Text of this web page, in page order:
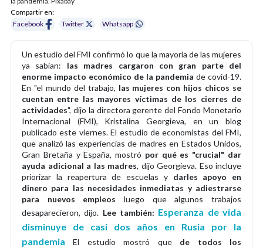
Compartir en:
Facebook
Twitter Whatsapp
Un estudio del FMI confirmó lo que la mayoría de las mujeres
ya sabían: las madres cargaron con gran parte del
enorme impacto económico de la pandemia de covid-19.
En "el mundo del trabajo, las mujeres con hijos chicos se
cuentan entre las mayores víctimas de los cierres de
actividades", dijo la directora gerente del Fondo Monetario
Internacional (FMI), Kristalina Georgieva, en un blog
publicado este viernes. El estudio de economistas del FMI,
que analizó las experiencias de madres en Estados Unidos,
Gran Bretaña y España, mostró por qué es "crucial" dar
ayuda adicional a las madres, dijo Georgieva. Eso incluye
priorizar la reapertura de escuelas ydarles apoyo en
dinero para las necesidades inmediatas y adiestrarse
para nuevos empleos luego que algunos trabajos
desaparecieron, dijo. Lee también: Esperanza de vida
disminuye de casi dos años en Rusia por la
pandemia El estudio mostró que de todos los